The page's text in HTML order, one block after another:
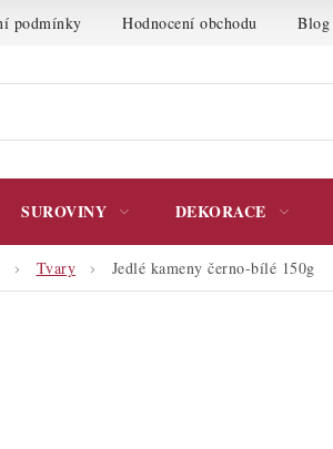
podmínky Hodnocení obchodu Blog
SUROVINY DEKORACE
Tvary Jedlé kameny černo-bílé 150g